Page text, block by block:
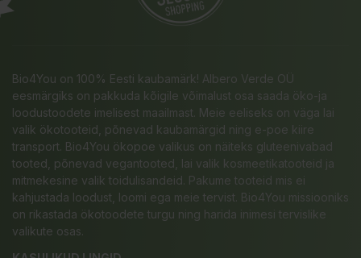
Bio4You on 100% Eesti kaubamärk! Albero Verde OÜ
eesmärgiks on pakkuda kõigile võimalust osa saada öko-ja
loodustoodete imelisest maailmast. Meie eeliseks on väga lai
valik ökotooteid, põnevad kaubamärgid ning e-poe kiire
transport. Bio4You ökopoe valikus on näiteks gluteenivabad
tooted, põnevad vegantooted, lai valik kosmeetikatooteid ja
mitmekesine valik toidulisandeid. Pakume tooteid mis ei
kahjustada loodust, loomi ega meie tervist. Bio4You missiooniks
on rikastada ökotoodete turgu ning harida inimesi tervislike
valikute osas.